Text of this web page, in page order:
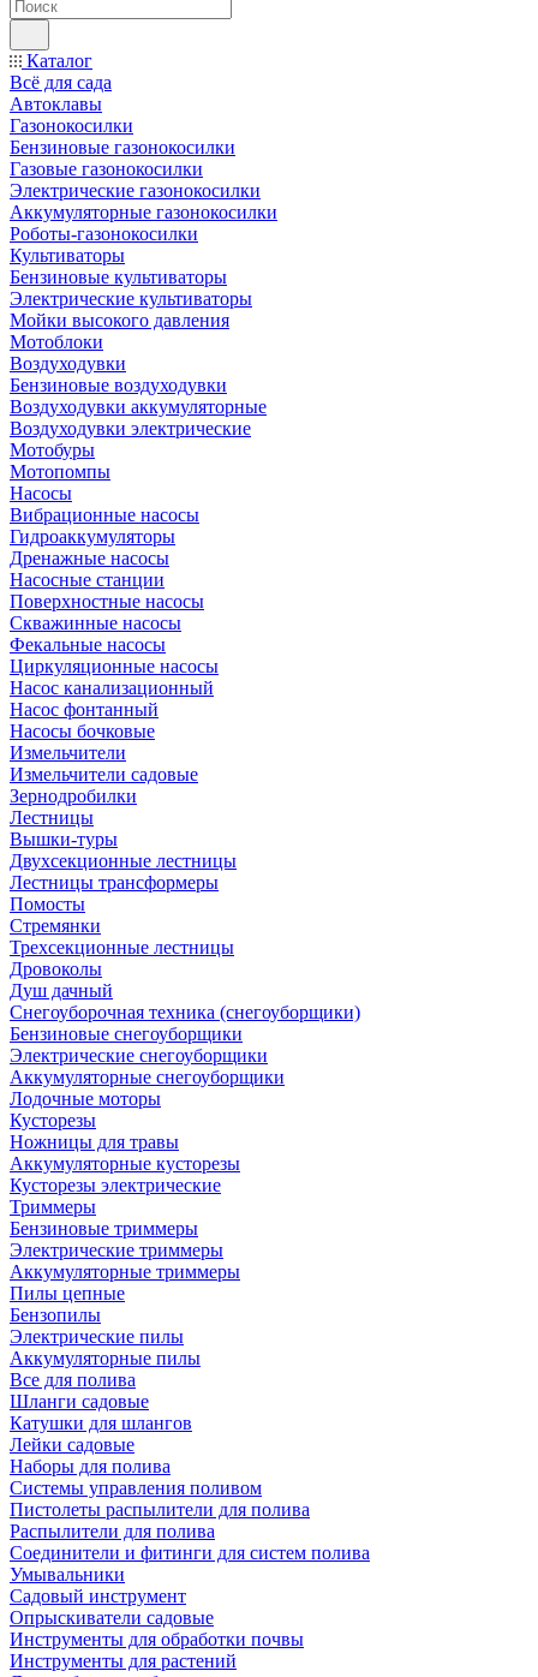
Каталог
Всё для сада
Автоклавы
Газонокосилки
Бензиновые газонокосилки
Газовые газонокосилки
Электрические газонокосилки
Аккумуляторные газонокосилки
Роботы-газонокосилки
Культиваторы
Бензиновые культиваторы
Электрические культиваторы
Мойки высокого давления
Мотоблоки
Воздуходувки
Бензиновые воздуходувки
Воздуходувки аккумуляторные
Воздуходувки электрические
Мотобуры
Мотопомпы
Насосы
Вибрационные насосы
Гидроаккумуляторы
Дренажные насосы
Насосные станции
Поверхностные насосы
Скважинные насосы
Фекальные насосы
Циркуляционные насосы
Насос канализационный
Насос фонтанный
Насосы бочковые
Измельчители
Измельчители садовые
Зернодробилки
Лестницы
Вышки-туры
Двухсекционные лестницы
Лестницы трансформеры
Помосты
Стремянки
Трехсекционные лестницы
Дровоколы
Душ дачный
Снегоуборочная техника (снегоуборщики)
Бензиновые снегоуборщики
Электрические снегоуборщики
Аккумуляторные снегоуборщики
Лодочные моторы
Кусторезы
Ножницы для травы
Аккумуляторные кусторезы
Кусторезы электрические
Триммеры
Бензиновые триммеры
Электрические триммеры
Аккумуляторные триммеры
Пилы цепные
Бензопилы
Электрические пилы
Аккумуляторные пилы
Все для полива
Шланги садовые
Катушки для шлангов
Лейки садовые
Наборы для полива
Системы управления поливом
Пистолеты распылители для полива
Распылители для полива
Соединители и фитинги для систем полива
Умывальники
Садовый инструмент
Опрыскиватели садовые
Инструменты для обработки почвы
Инструменты для растений